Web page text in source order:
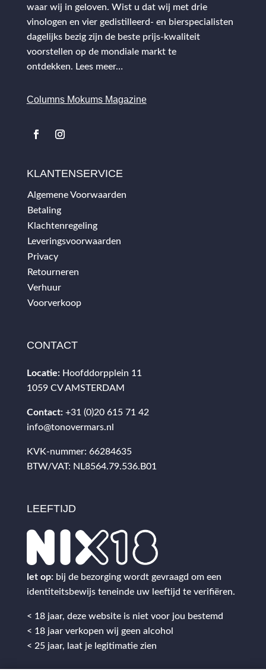
waar wij in geloven. Wist u dat wij met drie
vinologen en vier gedistilleerd- en bierspecialisten
dagelijks bezig zijn de beste prijs-kwaliteit
voorstellen op de mondiale markt te
ontdekken. Lees meer…
Columns Mokums Magazine
KLANTENSERVICE
Algemene Voorwaarden
Betaling
Klachtenregeling
Leveringsvoorwaarden
Privacy
Retourneren
Verhuur
Voorverkoop
CONTACT
Locatie: Hoofddorpplein 11
1059 CV AMSTERDAM
Contact: +31 (0)20 615 71 42
info@tonovermars.nl
KVK-nummer: 66284635
BTW/VAT: NL8564.79.536.B01
LEEFTIJD
let op: bij de bezorging wordt gevraagd om een
identiteitsbewijs teneinde uw leeftijd te verifiëren.
< 18 jaar, deze website is niet voor jou bestemd
< 18 jaar verkopen wij geen alcohol
< 25 jaar, laat je legitimatie zien